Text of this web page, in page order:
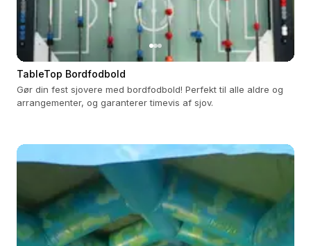
TableTop Bordfodbold
Gør din fest sjovere med bordfodbold! Perfekt til alle aldre og
arrangementer, og garanterer timevis af sjov.